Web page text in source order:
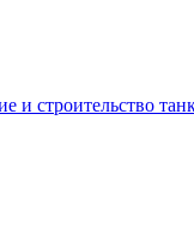
строительство